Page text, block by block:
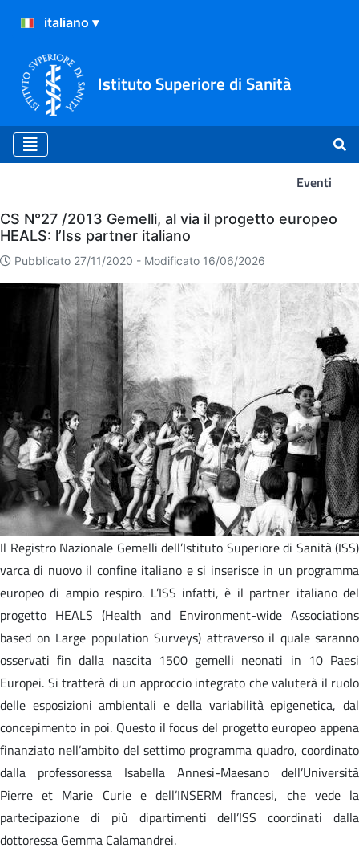
Istituto Superiore di Sanità
Eventi
Eventi
CS N°27 /2013 Gemelli, al via il progetto europeo
HEALS: l’Iss partner italiano
Pubblicato 27/11/2020 - Modificato 16/06/2026
Il Registro Nazionale Gemelli dell’Istituto Superiore di Sanità (ISS)
varca di nuovo il confine italiano e si inserisce in un programma
europeo di ampio respiro. L’ISS infatti, è il partner italiano del
progetto HEALS (Health and Environment-wide Associations
based on Large population Surveys) attraverso il quale saranno
osservati fin dalla nascita 1500 gemelli neonati in 10 Paesi
Europei. Si tratterà di un approccio integrato che valuterà il ruolo
delle esposizioni ambientali e della variabilità epigenetica, dal
concepimento in poi. Questo il focus del progetto europeo appena
finanziato nell’ambito del settimo programma quadro, coordinato
dalla professoressa Isabella Annesi-Maesano dell’Università
Pierre et Marie Curie e dell’INSERM francesi, che vede la
partecipazione di più dipartimenti dell’ISS coordinati dalla
dottoressa Gemma Calamandrei.